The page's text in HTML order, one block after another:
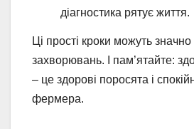
діагностика рятує життя.
Ці прості кроки можуть
захворювань. І пам’ятайте:
– це здорові поросята і
фермера.